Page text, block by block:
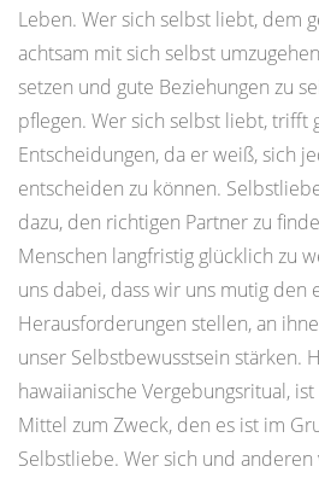
Leben. Wer sich selbst liebt, dem
achtsam mit sich selbst
setzen und gute Beziehungen zu
pflegen. Wer sich selbst liebt,
Entscheidungen, da er weiß, sich
entscheiden zu können.
dazu, den richtigen Partner zu
Menschen langfristig glücklich zu
uns dabei, dass wir uns mutig den
Herausforderungen stellen, an
unser Selbstbewusstsein stärken.
hawaiianische Vergebungsritual,
Mittel zum Zweck, den es ist im
Selbstliebe. Wer sich und